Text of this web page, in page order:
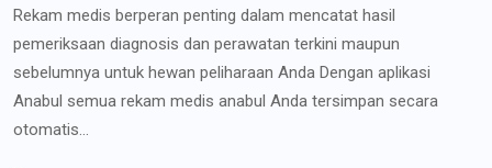
Rekam medis berperan penting dalam mencatat hasil
pemeriksaan diagnosis dan perawatan terkini maupun
sebelumnya untuk hewan peliharaan Anda Dengan aplikasi
Anabul semua rekam medis anabul Anda tersimpan secara
otomatis...